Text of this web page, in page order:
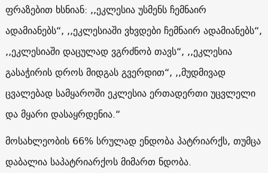
ფრაზებით ხსნიან: ,,ეკლესია უსმენს ჩემნაირ
ადამიანებს“, ,,ეკლესიაში ვხვდები ჩემნაირ ადამიანებს“,
,,ეკლესიაში დაცულად ვგრძნობ თავს“, ,,ეკლესია
გასაჭირის დროს მიდგას გვერდით“, ,,მუდმივად
ცვალებად სამყაროში ეკლესია ერთადერთი უცვლელი
და მყარი დასაყრდენია.“
მოსახლეობის 66% სრულად ენდობა პატრიარქს, თუმცა
დაბალია საპატრიარქოს მიმართ ნდობა.